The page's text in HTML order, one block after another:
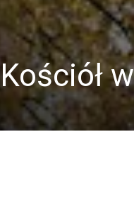
Kościół